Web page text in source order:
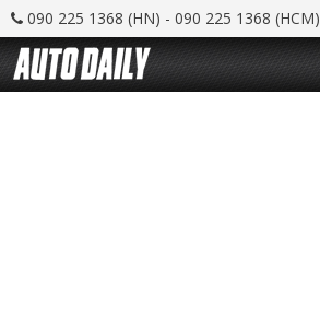
090 225 1368 (HN) - 090 225 1368 (HCM)